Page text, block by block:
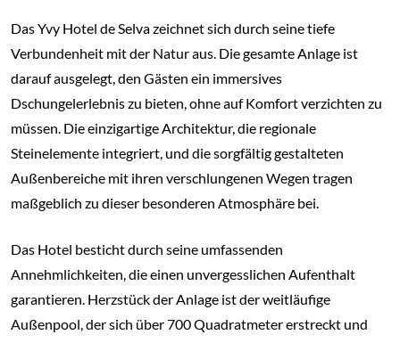
Das Yvy Hotel de Selva zeichnet sich durch seine tiefe
Verbundenheit mit der Natur aus. Die gesamte Anlage ist
darauf ausgelegt, den Gästen ein immersives
Dschungelerlebnis zu bieten, ohne auf Komfort verzichten zu
müssen. Die einzigartige Architektur, die regionale
Steinelemente integriert, und die sorgfältig gestalteten
Außenbereiche mit ihren verschlungenen Wegen tragen
maßgeblich zu dieser besonderen Atmosphäre bei.
Das Hotel besticht durch seine umfassenden
Annehmlichkeiten, die einen unvergesslichen Aufenthalt
garantieren. Herzstück der Anlage ist der weitläufige
Außenpool, der sich über 700 Quadratmeter erstreckt und